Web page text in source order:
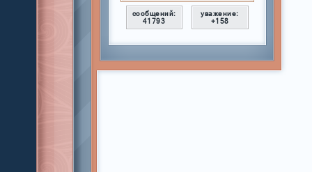
сообщений:
41793
уважение:
+158